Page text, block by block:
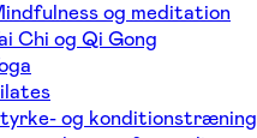
og meditation
Chi og Qi Gong
og konditionstræning